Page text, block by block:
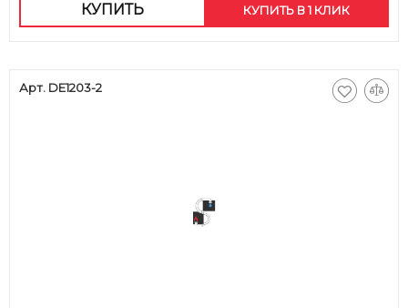
КУПИТЬ КУПИТЬ В 1 КЛИК
Арт. DE1203-2